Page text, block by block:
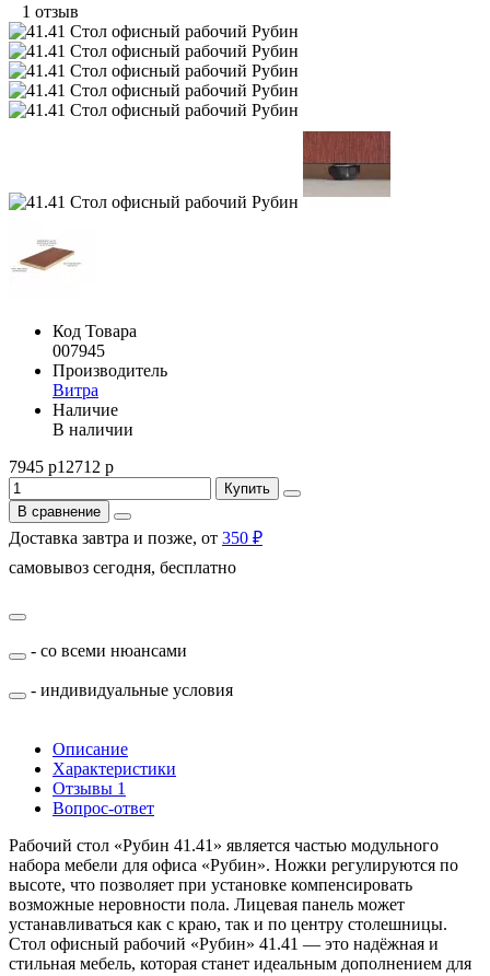
1 отзыв
Код Товара
007945
Производитель
Витра
Наличие
В наличии
7945 р12712 р
Купить
В сравнение
Доставка завтра и позже, от 350 ₽
самовывоз сегодня, бесплатно
- со всеми нюансами
- индивидуальные условия
Описание
Характеристики
Отзывы 1
Вопрос-ответ
Рабочий стол «Рубин 41.41» является частью модульного
набора мебели для офиса «Рубин». Ножки регулируются по
высоте, что позволяет при установке компенсировать
возможные неровности пола. Лицевая панель может
устанавливаться как с краю, так и по центру столешницы.
Стол офисный рабочий «Рубин» 41.41 — это надёжная и
стильная мебель, которая станет идеальным дополнением для